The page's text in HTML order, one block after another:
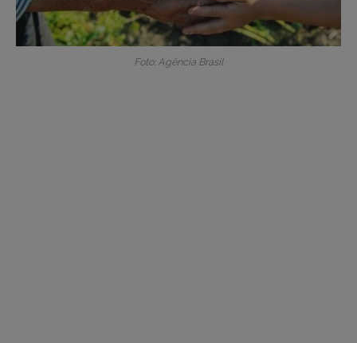
Foto: Agência Brasil